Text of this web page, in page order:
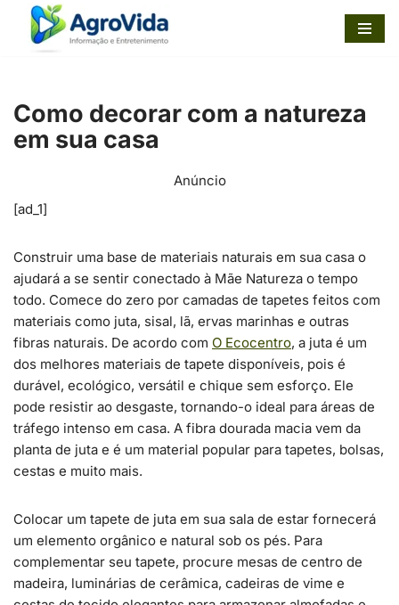
Pular
conteúdo
Como decorar com a natureza
em sua casa
Anúncio
[ad_1]
Construir uma base de materiais naturais em sua casa o
ajudará a se sentir conectado à Mãe Natureza o tempo
todo. Comece do zero por camadas de tapetes feitos com
materiais como juta, sisal, lã, ervas marinhas e outras
fibras naturais. De acordo com O Ecocentro, a juta é um
dos melhores materiais de tapete disponíveis, pois é
durável, ecológico, versátil e chique sem esforço. Ele
pode resistir ao desgaste, tornando-o ideal para áreas de
tráfego intenso em casa. A fibra dourada macia vem da
planta de juta e é um material popular para tapetes, bolsas,
cestas e muito mais.
Colocar um tapete de juta em sua sala de estar fornecerá
um elemento orgânico e natural sob os pés. Para
complementar seu tapete, procure mesas de centro de
madeira, luminárias de cerâmica, cadeiras de vime e